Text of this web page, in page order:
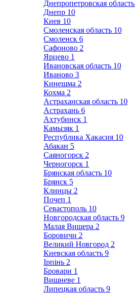
Днепропетровская область
Днепр 10
Киев 10
Смоленская область 10
Смоленск 6
Сафоново 2
Ярцево 1
Ивановская область 10
Иваново 3
Кинешма 2
Кохма 2
Астраханская область 10
Астрахань 6
Ахтубинск 1
Камызяк 1
Республика Хакасия 10
Абакан 5
Саяногорск 2
Черногорск 1
Брянская область 10
Брянск 5
Клинцы 2
Почеп 1
Севастополь 10
Новгородская область 9
Малая Вишера 2
Боровичи 2
Великий Новгород 2
Киевская область 9
Ірпінь 2
Бровари 1
Вишневе 1
Липецкая область 9